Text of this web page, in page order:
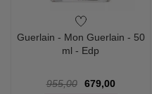
Guerlain - Mon Guerlain - 50
ml - Edp
955,00
679,00